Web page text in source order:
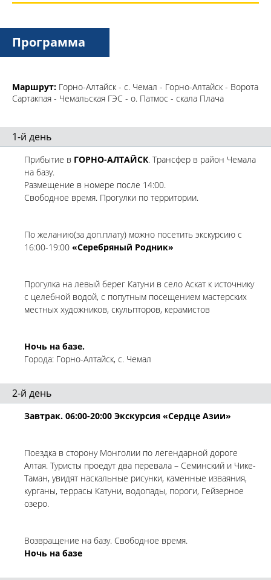
Программа
Маршрут: Горно-Алтайск - с. Чемал - Горно-Алтайск - Ворота
Сартакпая - Чемальская ГЭС - о. Патмос - скала Плача
1-й день
Прибытие в ГОРНО-АЛТАЙСК. Трансфер в район Чемала
на базу.
Размещение в номере после 14:00.
Свободное время. Прогулки по территории.
По желанию(за доп.плату) можно посетить экскурсию с
16:00-19:00 «Серебряный Родник»
Прогулка на левый берег Катуни в село Аскат к источнику
с целебной водой, с попутным посещением мастерских
местных художников, скульпторов, керамистов
Ночь на базе.
Города: Горно-Алтайск, с. Чемал
2-й день
Завтрак. 06:00-20:00 Экскурсия «Сердце Азии»
Поездка в сторону Монголии по легендарной дороге
Алтая. Туристы проедут два перевала – Семинский и Чике-
Таман, увидят наскальные рисунки, каменные изваяния,
курганы, террасы Катуни, водопады, пороги, Гейзерное
озеро.
Возвращение на базу. Свободное время.
Ночь на базе